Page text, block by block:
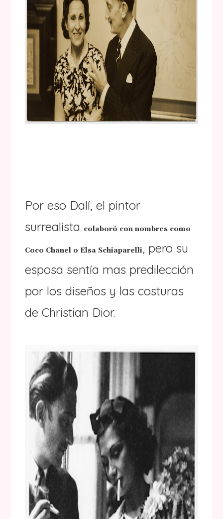
Por eso Dalí, el pintor
surrealista colaboró con nombres como
Coco Chanel o Elsa Schiaparelli, pero su
esposa sentía mas predilección
por los diseños y las costuras
de Christian Dior.